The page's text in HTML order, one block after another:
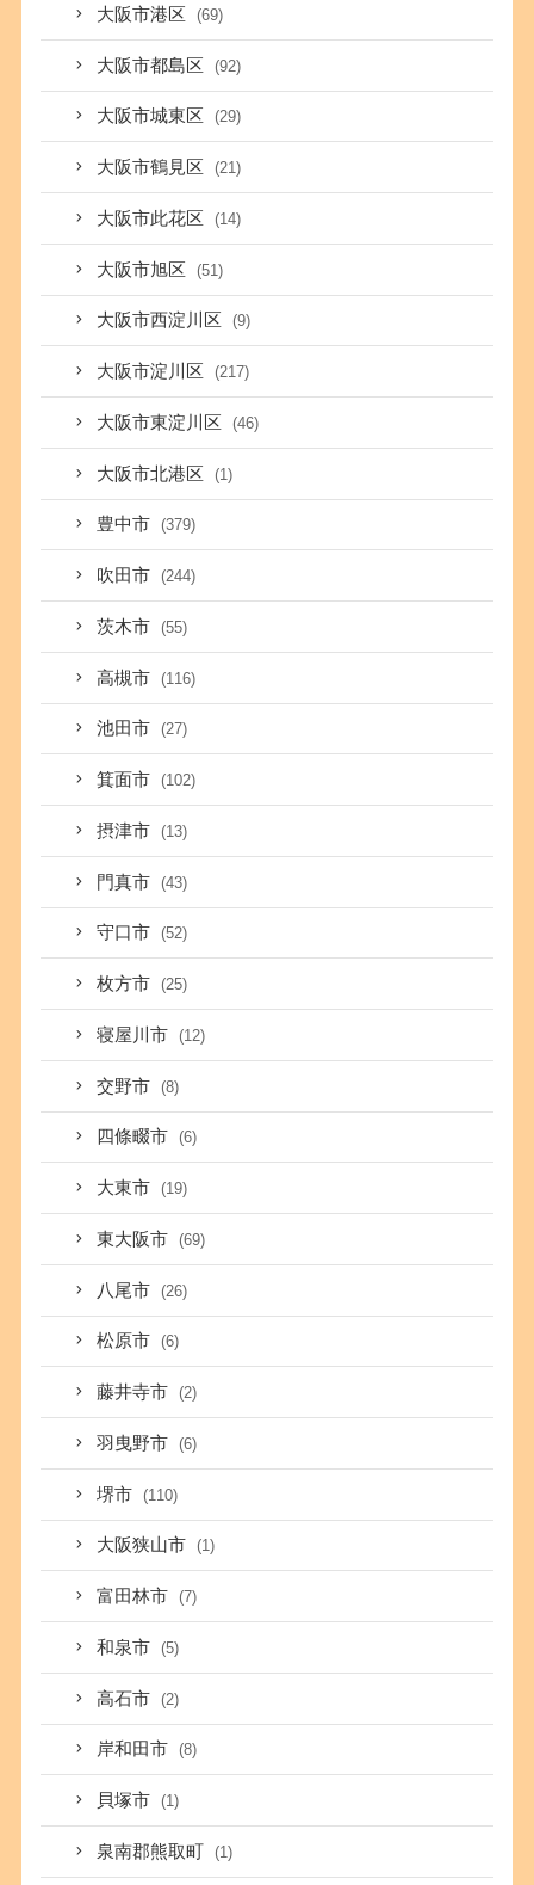
大阪市港区 (69)
大阪市都島区 (92)
大阪市城東区 (29)
大阪市鶴見区 (21)
大阪市此花区 (14)
大阪市旭区 (51)
大阪市西淀川区 (9)
大阪市淀川区 (217)
大阪市東淀川区 (46)
大阪市北港区 (1)
豊中市 (379)
吹田市 (244)
茨木市 (55)
高槻市 (116)
池田市 (27)
箕面市 (102)
摂津市 (13)
門真市 (43)
守口市 (52)
枚方市 (25)
寝屋川市 (12)
交野市 (8)
四條畷市 (6)
大東市 (19)
東大阪市 (69)
八尾市 (26)
松原市 (6)
藤井寺市 (2)
羽曳野市 (6)
堺市 (110)
大阪狭山市 (1)
富田林市 (7)
和泉市 (5)
高石市 (2)
岸和田市 (8)
貝塚市 (1)
泉南郡熊取町 (1)